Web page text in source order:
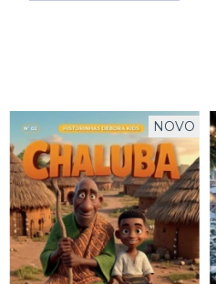
NOVO